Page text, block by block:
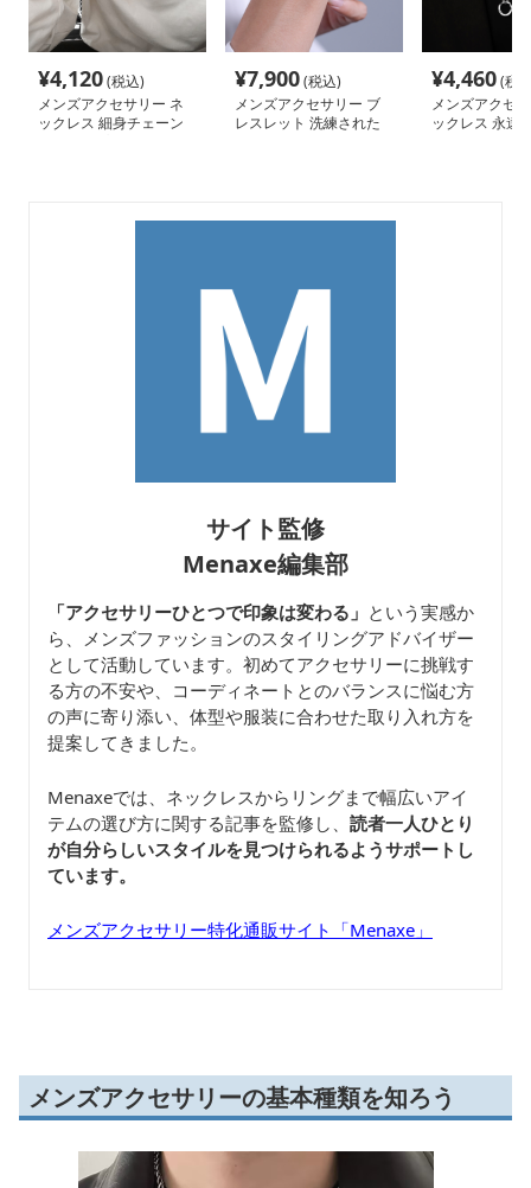
¥4,120(税込)
メンズアクセサリー ネ
ックレス 細身チェーン
¥7,900(税込)
メンズアクセサリー ブ
レスレット 洗練された
¥4,460(税
メンズアクセ
ックレス 永遠
サイト監修
Menaxe編集部
「アクセサリーひとつで印象は変わる」 という実感か
ら、メンズファッションのスタイリングアドバイザー
として活動しています。初めてアクセサリーに挑戦す
る方の不安や、コーディネートとのバランスに悩む方
の声に寄り添い、体型や服装に合わせた取り入れ方を
提案してきました。
Menaxeでは、ネックレスからリングまで幅広いアイ
テムの選び方に関する記事を監修し、 読者一人ひとり
が自分らしいスタイルを見つけられるようサポートし
ています。
メンズアクセサリー特化通販サイト「Menaxe」
メンズアクセサリーの基本種類を知ろう